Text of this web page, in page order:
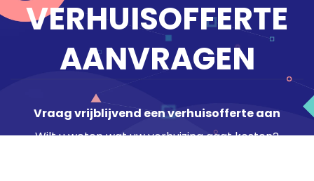
VERHUISOFFERTE
AANVRAGEN
Vraag vrijblijvend een verhuisofferte aan
Wilt u weten wat uw verhuizing gaat kosten?